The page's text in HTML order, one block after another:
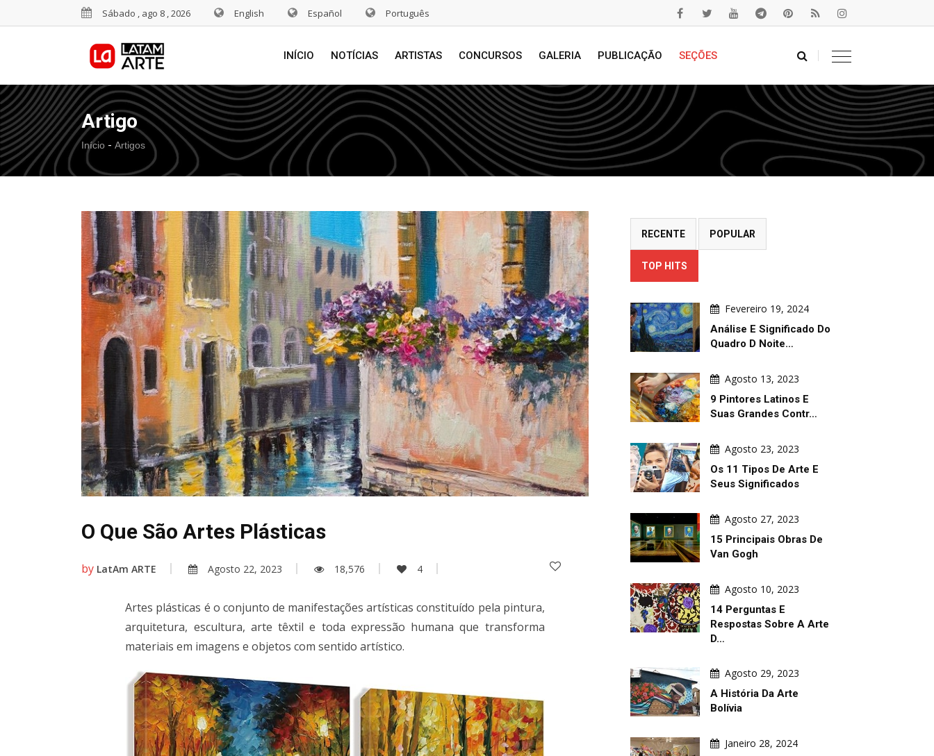
Sábado , ago 8 , 2026 English Español Português
INÍCIO NOTÍCIAS ARTISTAS CONCURSOS GALERIA PUBLICAÇÃO SEÇÕES
Artigo
Início - Artigos
O Que São Artes Plásticas
by LatAm ARTE Agosto 22, 2023 18,576 4
Artes plásticas é o conjunto de manifestações artísticas constituído pela pintura,
arquitetura, escultura, arte têxtil e toda expressão humana que transforma
materiais em imagens e objetos com sentido artístico.
RECENTE POPULAR
TOP HITS
Fevereiro 19, 2024
Análise E Significado Do
Quadro D Noite…
Agosto 13, 2023
9 Pintores Latinos E
Suas Grandes Contr…
Agosto 23, 2023
Os 11 Tipos De Arte E
Seus Significados
Agosto 27, 2023
15 Principais Obras De
Van Gogh
Agosto 10, 2023
14 Perguntas E
Respostas Sobre A Arte
D…
Agosto 29, 2023
A História Da Arte
Bolívia
Janeiro 28, 2024